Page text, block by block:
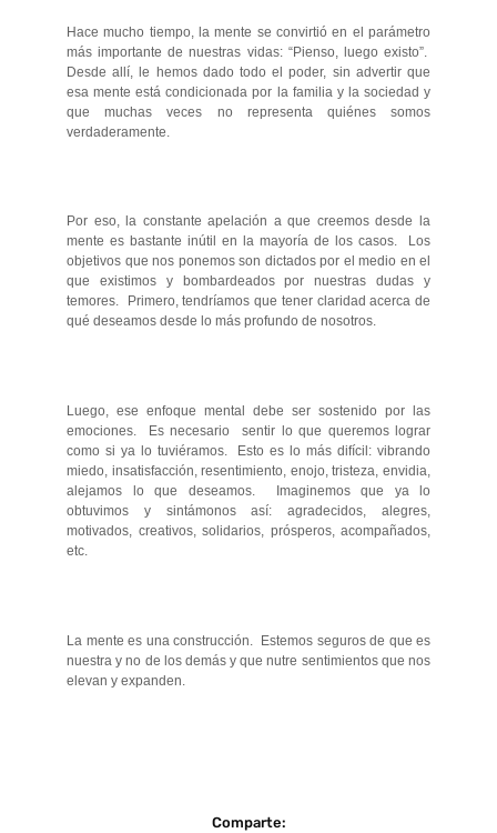
Hace mucho tiempo, la mente se convirtió en el parámetro
más importante de nuestras vidas: “Pienso, luego existo”.
Desde allí, le hemos dado todo el poder, sin advertir que
esa mente está condicionada por la familia y la sociedad y
que muchas veces no representa quiénes somos
verdaderamente.
Por eso, la constante apelación a que creemos desde la
mente es bastante inútil en la mayoría de los casos. Los
objetivos que nos ponemos son dictados por el medio en el
que existimos y bombardeados por nuestras dudas y
temores. Primero, tendríamos que tener claridad acerca de
qué deseamos desde lo más profundo de nosotros.
Luego, ese enfoque mental debe ser sostenido por las
emociones. Es necesario sentir lo que queremos lograr
como si ya lo tuviéramos. Esto es lo más difícil: vibrando
miedo, insatisfacción, resentimiento, enojo, tristeza, envidia,
alejamos lo que deseamos. Imaginemos que ya lo
obtuvimos y sintámonos así: agradecidos, alegres,
motivados, creativos, solidarios, prósperos, acompañados,
etc.
La mente es una construcción. Estemos seguros de que es
nuestra y no de los demás y que nutre sentimientos que nos
elevan y expanden.
Comparte: